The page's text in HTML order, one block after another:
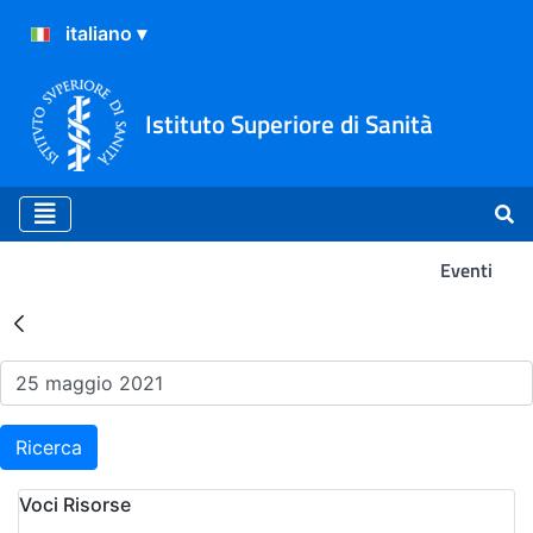
Istituto Superiore di Sanità
Eventi
Risultati della Ricerca -
Ricerca
Voci Risorse